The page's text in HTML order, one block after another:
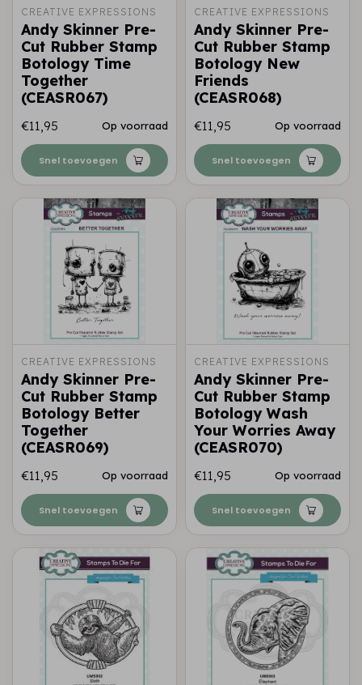
CREATIVE EXPRESSIONS
Andy Skinner Pre-
Cut Rubber Stamp
Botology Time
Together
(CEASR067)
€11,95 Op voorraad
Snel toevoegen
CREATIVE EXPRESSIONS
Andy Skinner Pre-
Cut Rubber Stamp
Botology New
Friends
(CEASR068)
€11,95 Op voorraad
Snel toevoegen
CREATIVE EXPRESSIONS
Andy Skinner Pre-
Cut Rubber Stamp
Botology Better
Together
(CEASR069)
€11,95 Op voorraad
Snel toevoegen
CREATIVE EXPRESSIONS
Andy Skinner Pre-
Cut Rubber Stamp
Botology Wash
Your Worries Away
(CEASR070)
€11,95 Op voorraad
Snel toevoegen